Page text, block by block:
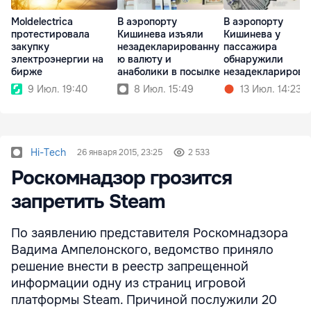
Moldelectrica
протестировала
закупку
электроэнергии на
бирже
9 Июл. 19:40
В аэропорту
Кишинева изъяли
незадекларированну
ю валюту и
анаболики в посылке
8 Июл. 15:49
В аэропорту
Кишинева у
пассажира
обнаружили
ю валюту
13 Июл. 14:23
Hi-Tech 26 января 2015, 23:25 2 533
Роскомнадзор грозится
запретить Steam
По заявлению представителя Роскомнадзора
Вадима Ампелонского, ведомство приняло
решение внести в реестр запрещенной
информации одну из страниц игровой
платформы Steam. Причиной послужили 20